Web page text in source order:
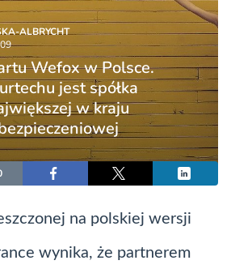
ALBRYCHT
Wefox w Polsce.
jest spółka
w kraju
na polskiej wersji
wynika, że partnerem